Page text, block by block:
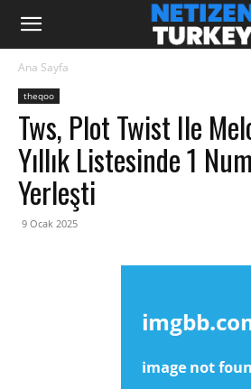
Ana Sayfa
theqoo
Tws, Plot Twist Ile
Yıllık Listesinde 1
Yerleşti
9 Ocak 2025